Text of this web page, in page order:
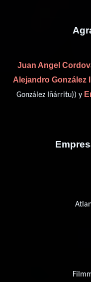
Juan Angel
Alejandro González
González Iñárritu)) y